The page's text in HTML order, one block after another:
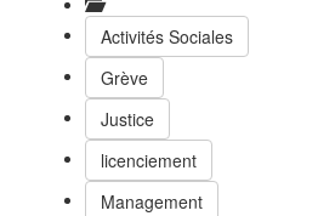
Activités Sociales
Grève
Justice
licenciement
Management